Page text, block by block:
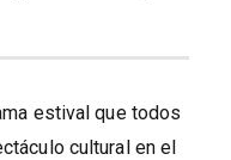
estival que todos
cultural en el